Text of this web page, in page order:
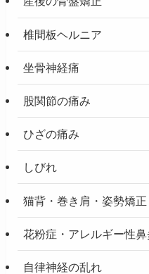
椎間板ヘルニア
坐骨神経痛
股関節の痛み
ひざの痛み
しびれ
猫背・巻き肩・姿勢矯正
花粉症・アレルギー性鼻
自律神経の乱れ